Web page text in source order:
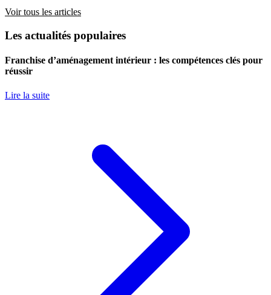
Voir tous les articles
Les actualités populaires
Franchise d’aménagement intérieur : les compétences clés pour
réussir
Lire la suite